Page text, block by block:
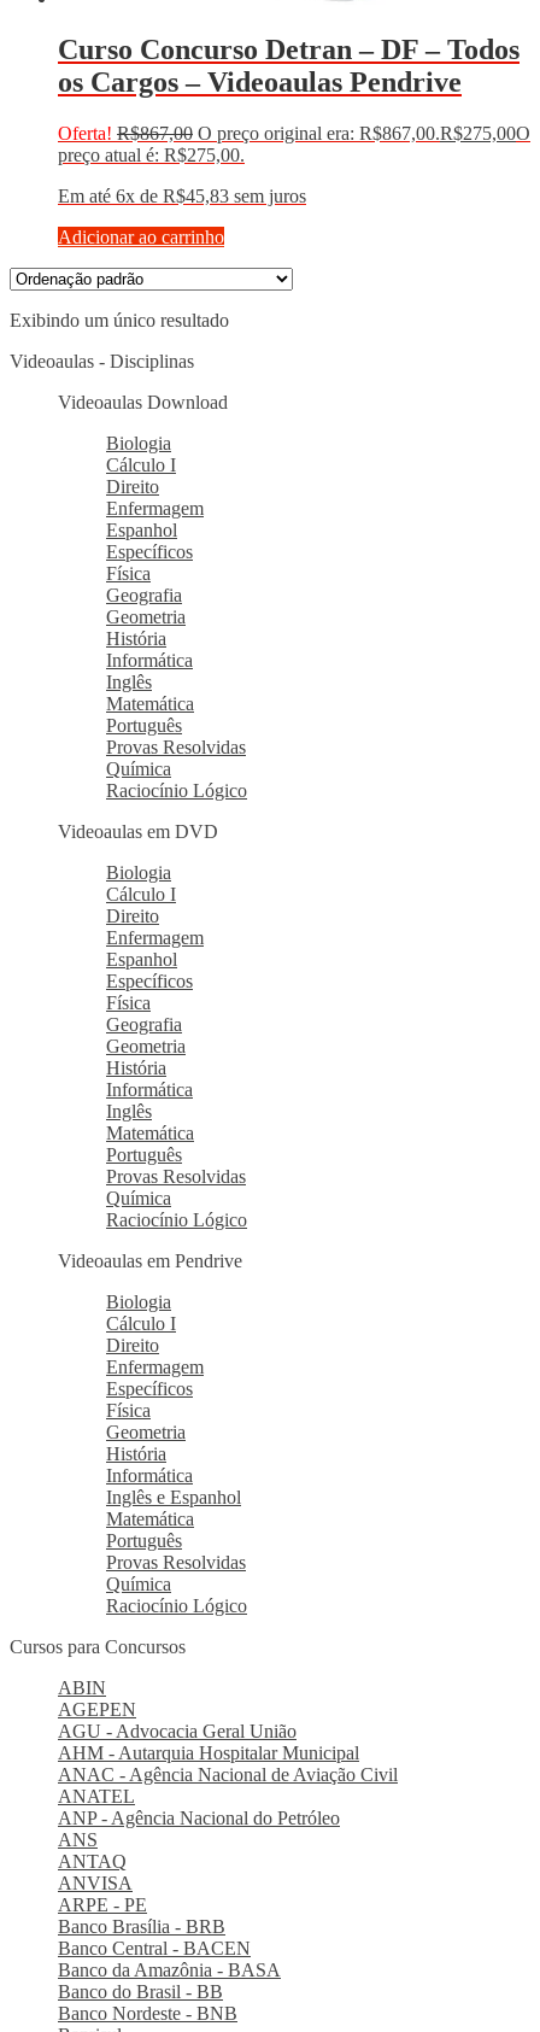
Curso Concurso Detran – DF – Todos
os Cargos – Videoaulas Pendrive
Oferta! R$867,00 O preço original era: R$867,00.R$275,00O
preço atual é: R$275,00.
Em até 6x de R$45,83 sem juros
Adicionar ao carrinho
Exibindo um único resultado
Videoaulas - Disciplinas
Videoaulas Download
Biologia
Cálculo I
Direito
Enfermagem
Espanhol
Específicos
Física
Geografia
Geometria
História
Informática
Inglês
Matemática
Português
Provas Resolvidas
Química
Raciocínio Lógico
Videoaulas em DVD
Biologia
Cálculo I
Direito
Enfermagem
Espanhol
Específicos
Física
Geografia
Geometria
História
Informática
Inglês
Matemática
Português
Provas Resolvidas
Química
Raciocínio Lógico
Videoaulas em Pendrive
Biologia
Cálculo I
Direito
Enfermagem
Específicos
Física
Geometria
História
Informática
Inglês e Espanhol
Matemática
Português
Provas Resolvidas
Química
Raciocínio Lógico
Cursos para Concursos
ABIN
AGEPEN
AGU - Advocacia Geral União
AHM - Autarquia Hospitalar Municipal
ANAC - Agência Nacional de Aviação Civil
ANATEL
ANP - Agência Nacional do Petróleo
ANS
ANTAQ
ANVISA
ARPE - PE
Banco Brasília - BRB
Banco Central - BACEN
Banco da Amazônia - BASA
Banco do Brasil - BB
Banco Nordeste - BNB